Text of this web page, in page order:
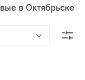
в Октябрьске